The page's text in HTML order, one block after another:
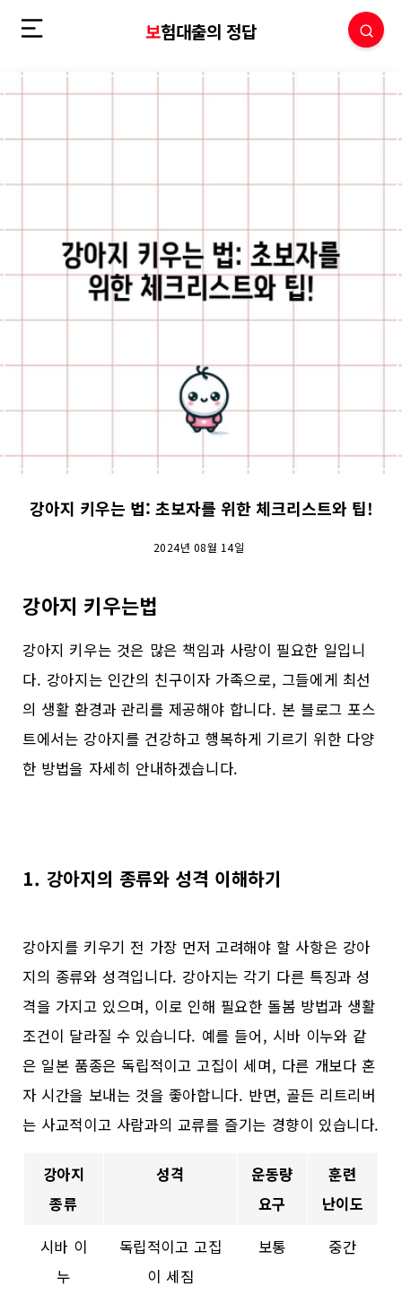
보험대출의 정답
강아지 키우는 법: 초보자를 위한 체크리스트와 팁!
2024년 08월 14일
강아지 키우는법
강아지 키우는 것은 많은 책임과 사랑이 필요한 일입니
다. 강아지는 인간의 친구이자 가족으로, 그들에게 최선
의 생활 환경과 관리를 제공해야 합니다. 본 블로그 포스
트에서는 강아지를 건강하고 행복하게 기르기 위한 다양
한 방법을 자세히 안내하겠습니다.
1. 강아지의 종류와 성격 이해하기
강아지를 키우기 전 가장 먼저 고려해야 할 사항은 강아
지의 종류와 성격입니다. 강아지는 각기 다른 특징과 성
격을 가지고 있으며, 이로 인해 필요한 돌봄 방법과 생활
조건이 달라질 수 있습니다. 예를 들어, 시바 이누와 같
은 일본 품종은 독립적이고 고집이 세며, 다른 개보다 혼
자 시간을 보내는 것을 좋아합니다. 반면, 골든 리트리버
는 사교적이고 사람과의 교류를 즐기는 경향이 있습니다.
강아지
종류
성격
운동량
요구
훈련
난이도
시바 이
누
독립적이고 고집
이 세짐
보통 중간